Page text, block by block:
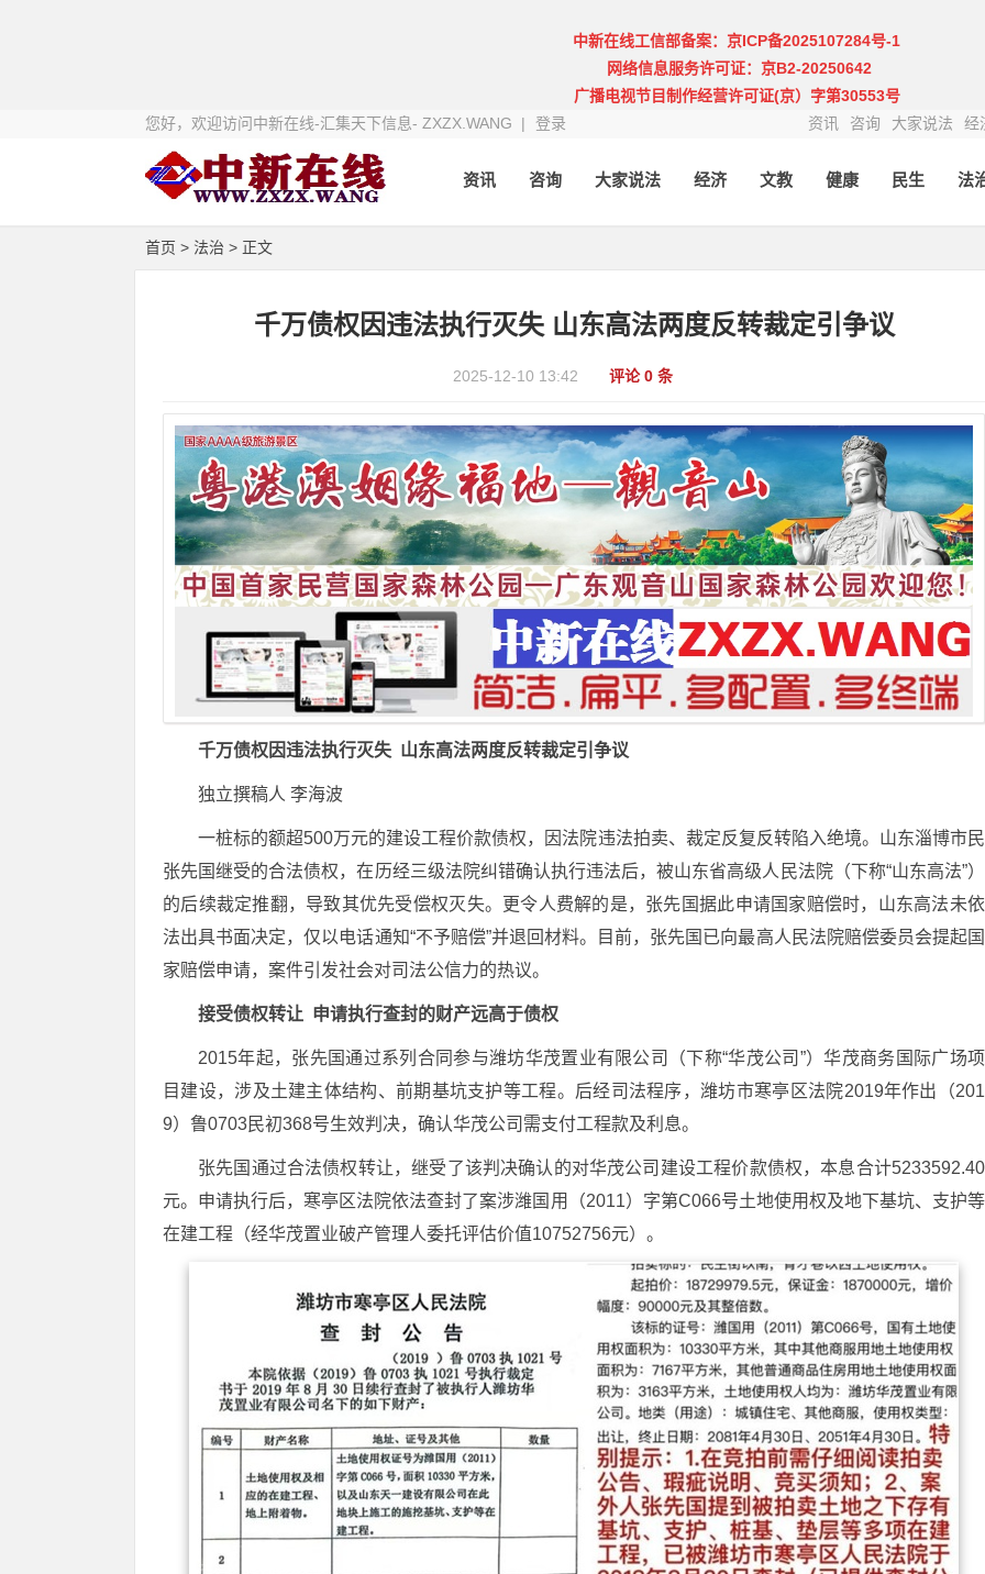
中新在线工信部备案：京ICP备2025107284号-1
网络信息服务许可证：京B2-20250642
广播电视节目制作经营许可证(京）字第30553号
您好，欢迎访问中新在线-汇集天下信息- ZXZX.WANG |
登录 资讯 咨询 大家说法 经
资讯 咨询 大家说法 经济 文教 健康 民生 法
首页 > 法治 > 正文
千万债权因违法执行灭失 山东高法两度反转裁定引争议
2025-12-10 13:42 评论 0 条
千万债权因违法执行灭失 山东高法两度反转裁定引争议
独立撰稿人 李海波
一桩标的额超500万元的建设工程价款债权，因法院违法拍卖、裁定反复反转陷入绝境。山东淄博市民
张先国继受的合法债权，在历经三级法院纠错确认执行违法后，被山东省高级人民法院（下称“山东高法”）
的后续裁定推翻，导致其优先受偿权灭失。更令人费解的是，张先国据此申请国家赔偿时，山东高法未依
法出具书面决定，仅以电话通知“不予赔偿”并退回材料。目前，张先国已向最高人民法院赔偿委员会提起国
家赔偿申请，案件引发社会对司法公信力的热议。
接受债权转让 申请执行查封的财产远高于债权
2015年起，张先国通过系列合同参与潍坊华茂置业有限公司（下称“华茂公司”）华茂商务国际广场项
目建设，涉及土建主体结构、前期基坑支护等工程。后经司法程序，潍坊市寒亭区法院2019年作出（201
9）鲁0703民初368号生效判决，确认华茂公司需支付工程款及利息。
张先国通过合法债权转让，继受了该判决确认的对华茂公司建设工程价款债权，本息合计5233592.40
元。申请执行后，寒亭区法院依法查封了案涉潍国用（2011）字第C066号土地使用权及地下基坑、支护等
在建工程（经华茂置业破产管理人委托评估价值10752756元）。